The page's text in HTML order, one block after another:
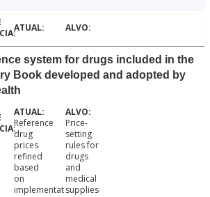
system for drugs included in the
Book developed and adopted by
Reference
drug
prices
refined
based
on
implementat
Price-
setting
rules for
drugs
and
medical
supplies